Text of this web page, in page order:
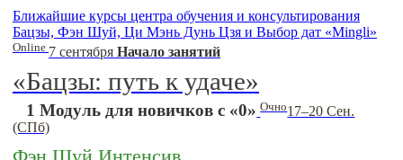
Ближайшие курсы центра обучения и консультирования
Бацзы, Фэн Шуй, Ци Мэнь Дунь Цзя и Выбор дат «Mingli»
Online 7 сентября Начало занятий
«Бацзы: путь к удаче»
1 Модуль для новичков с «0» Очно17–20 Сен.
(СПб)